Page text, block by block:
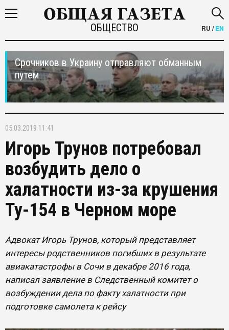
ОБЩЕСТВО RU /EN
Срочников в Украину отправляют обманным
путем
05.03.2019 11:41
Игорь Трунов потребовал
возбудить дело о
халатности из-за крушения
Ту-154 в Черном море
Адвокат Игорь Трунов, который представляет
интересы родственников погибших в результате
авиакатастрофы в Сочи в декабре 2016 года,
написал заявление в Следственный комитет о
возбуждении дела по факту халатности при
подготовке самолета к рейсу